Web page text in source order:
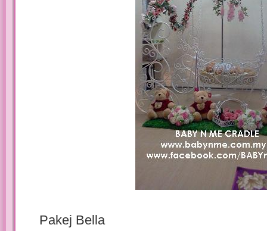
Pakej Bella